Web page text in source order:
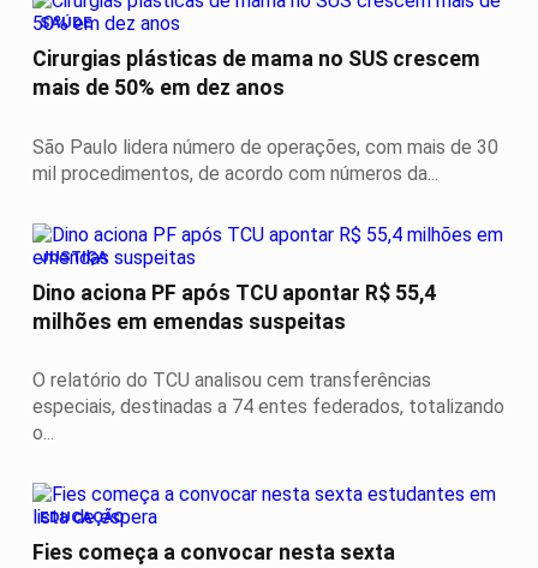
SAÚDE
Cirurgias plásticas de mama no SUS crescem
mais de 50% em dez anos
São Paulo lidera número de operações, com mais de 30
mil procedimentos, de acordo com números da...
JUSTIÇA
Dino aciona PF após TCU apontar R$ 55,4
milhões em emendas suspeitas
O relatório do TCU analisou cem transferências
especiais, destinadas a 74 entes federados, totalizando
o...
EDUCAÇÃO
Fies começa a convocar nesta sexta